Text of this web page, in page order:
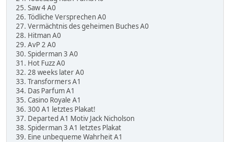
25. Saw 4 A0
26. Tödliche Versprechen A0
27. Vermächtnis des geheimen Buches A0
28. Hitman A0
29. AvP 2 A0
30. Spiderman 3 A0
31. Hot Fuzz A0
32. 28 weeks later A0
33. Transformers A1
34. Das Parfum A1
35. Casino Royale A1
36. 300 A1 letztes Plakat!
37. Departed A1 Motiv Jack Nicholson
38. Spiderman 3 A1 letztes Plakat
39. Eine unbequeme Wahrheit A1